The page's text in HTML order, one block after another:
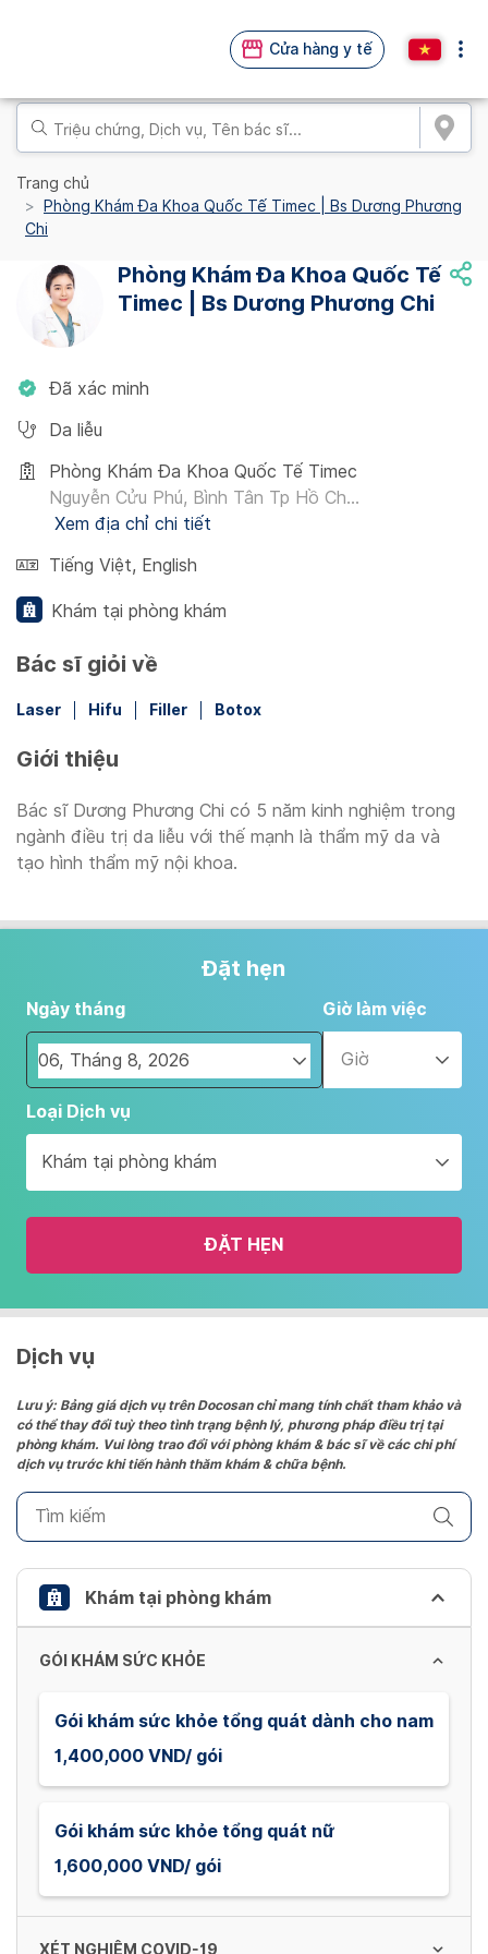
Cửa hàng y tế
Trang chủ
Phòng Khám Đa Khoa Quốc Tế Timec | Bs Dương Phương
Chi
Phòng Khám Đa Khoa Quốc Tế
Timec | Bs Dương Phương Chi
Đã xác minh
Da liễu
Phòng Khám Đa Khoa Quốc Tế Timec
Nguyễn Cửu Phú, Bình Tân Tp Hồ Ch...
Xem địa chỉ chi tiết
Tiếng Việt, English
Khám tại phòng khám
Bác sĩ giỏi về
Laser Hifu Filler Botox
Giới thiệu
Bác sĩ Dương Phương Chi có 5 năm kinh nghiệm trong
ngành điều trị da liễu với thế mạnh là thẩm mỹ da và
tạo hình thẩm mỹ nội khoa.
Đặt hẹn
Ngày tháng
Navigate
forward
interact
with
the
and
date.
the
question
mark
to
keyboard
shortcuts
changing
Giờ làm việc
Giờ
Loại Dịch vụ
Khám tại phòng khám
ĐẶT HẸN
Dịch vụ
Lưu ý: Bảng giá dịch vụ trên Docosan chỉ mang tính chất tham khảo và
có thể thay đổi tuỳ theo tình trạng bệnh lý, phương pháp điều trị tại
phòng khám. Vui lòng trao đổi với phòng khám & bác sĩ về các chi phí
dịch vụ trước khi tiến hành thăm khám & chữa bệnh.
Khám tại phòng khám
GÓI KHÁM SỨC KHỎE
Gói khám sức khỏe tổng quát dành cho nam
1,400,000 VND/ gói
Gói khám sức khỏe tổng quát nữ
1,600,000 VND/ gói
XÉT NGHIỆM COVID-19